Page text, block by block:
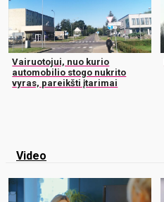
Vairuotojui, nuo kurio
automobilio stogo nukrito
vyras, pareikšti įtarimai
Video